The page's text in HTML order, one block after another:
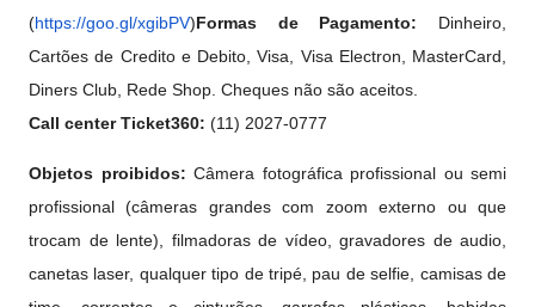
(https://goo.gl/xgibPV)Formas de Pagamento:
Dinheiro,
Cartões de Credito e Debito, Visa, Visa Electron, MasterCard,
Diners Club, Rede Shop. Cheques não são aceitos.
Call center Ticket360: (11) 2027-0777
Objetos proibidos: Câmera fotográfica profissional ou semi
profissional (câmeras grandes com zoom externo ou que
trocam de lente), filmadoras de vídeo, gravadores de audio,
canetas laser, qualquer tipo de tripé, pau de selfie, camisas de